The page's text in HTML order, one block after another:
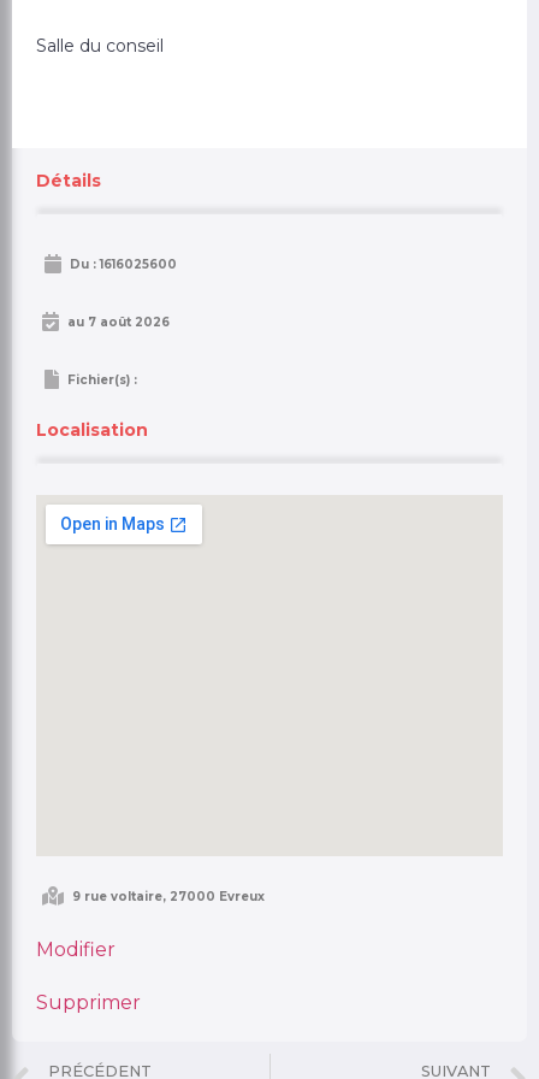
Salle du conseil
Détails
Du : 1616025600
au 7 août 2026
Fichier(s) :
Localisation
9 rue voltaire, 27000 Evreux
Modifier
Supprimer
PRÉCÉDENT SUIVANT
Maximum file size: 7 Mo